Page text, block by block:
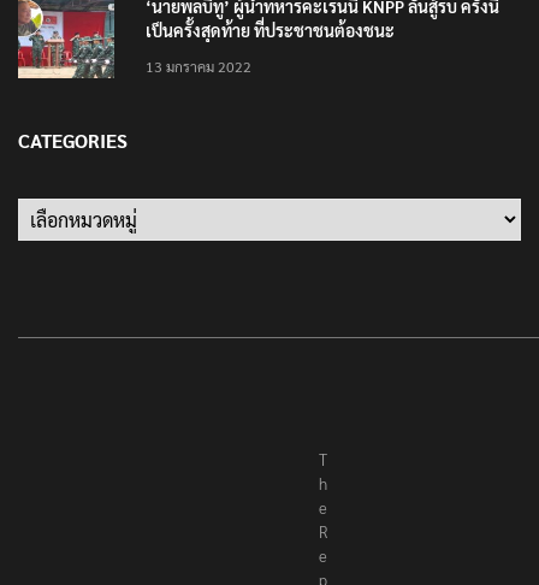
‘นายพลบีทู’ ผู้นำทหารคะเรนนี KNPP ลั่นสู้รบ ครั้งนี้
เป็นครั้งสุดท้าย ที่ประชาชนต้องชนะ
13 มกราคม 2022
CATEGORIES
Categories
T
h
e
R
e
p